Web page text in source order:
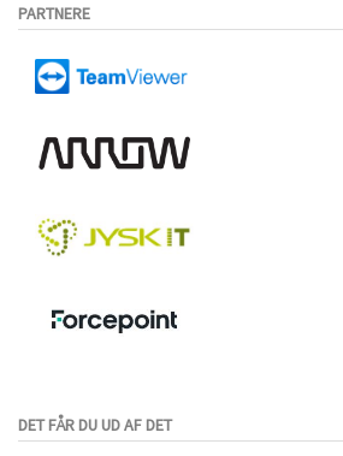
PARTNERE
DET FÅR DU UD AF DET